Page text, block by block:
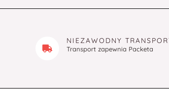
NIEZAWODNY
Transport zapewnia Packeta